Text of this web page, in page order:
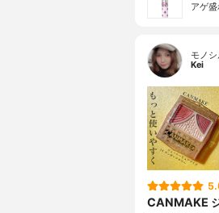
アゲ
モノ
Kei
CANMAKE